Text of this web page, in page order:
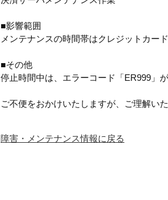
■影響範囲
メンテナンスの時間帯はクレジットカー
■その他
停止時間中は、エラーコード「ER999」
ご不便をおかけいたしますが、ご理解い
障害・メンテナンス情報に戻る